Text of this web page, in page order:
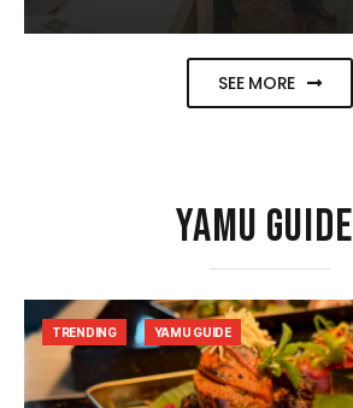
SEE MORE
YAMU GUIDE
TRENDING YAMU GUIDE